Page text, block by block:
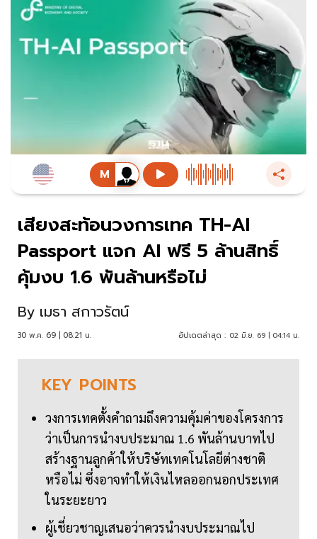
เสียงสะท้อนวงการเทค TH-AI
Passport แจก AI ฟรี 5 ล้านสิทธิ์
คุ้มงบ 1.6 พันล้านหรือไม่
By เมธา สกาวรัตน์
30 พ.ค. 69 | 08:21 น. อัปเดตล่าสุด : 02 มิ.ย. 69 | 04:14 น.
KEY POINTS
วงการเทคตั้งคำถามถึงความคุ้มค่าของโครงการ
ว่าเป็นการนำงบประมาณ 1.6 พันล้านบาทไป
สร้างฐานลูกค้าให้บริษัทเทคโนโลยีต่างชาติ
หรือไม่ ซึ่งอาจทำให้เงินไหลออกนอกประเทศ
ในระยะยาว
ผู้เชี่ยวชาญเสนอว่าควรนำงบประมาณไป